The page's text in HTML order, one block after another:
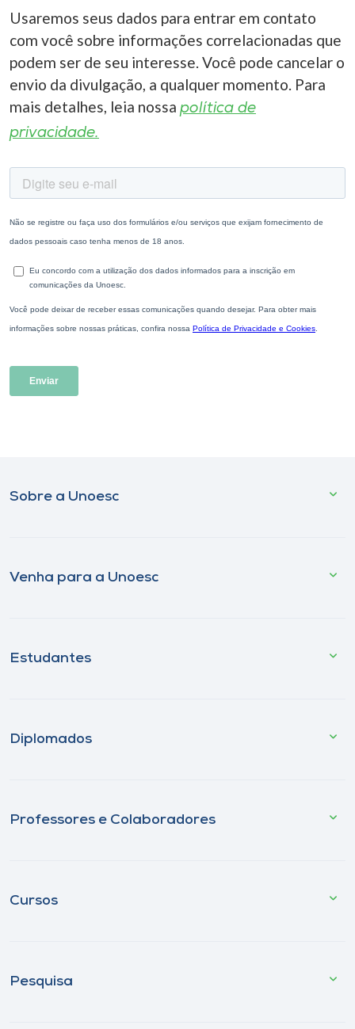
Usaremos seus dados para entrar em contato
com você sobre informações correlacionadas que
podem ser de seu interesse. Você pode cancelar o
envio da divulgação, a qualquer momento. Para
mais detalhes, leia nossa política de
privacidade.
Sobre a Unoesc
Venha para a Unoesc
Estudantes
Diplomados
Professores e Colaboradores
Cursos
Pesquisa